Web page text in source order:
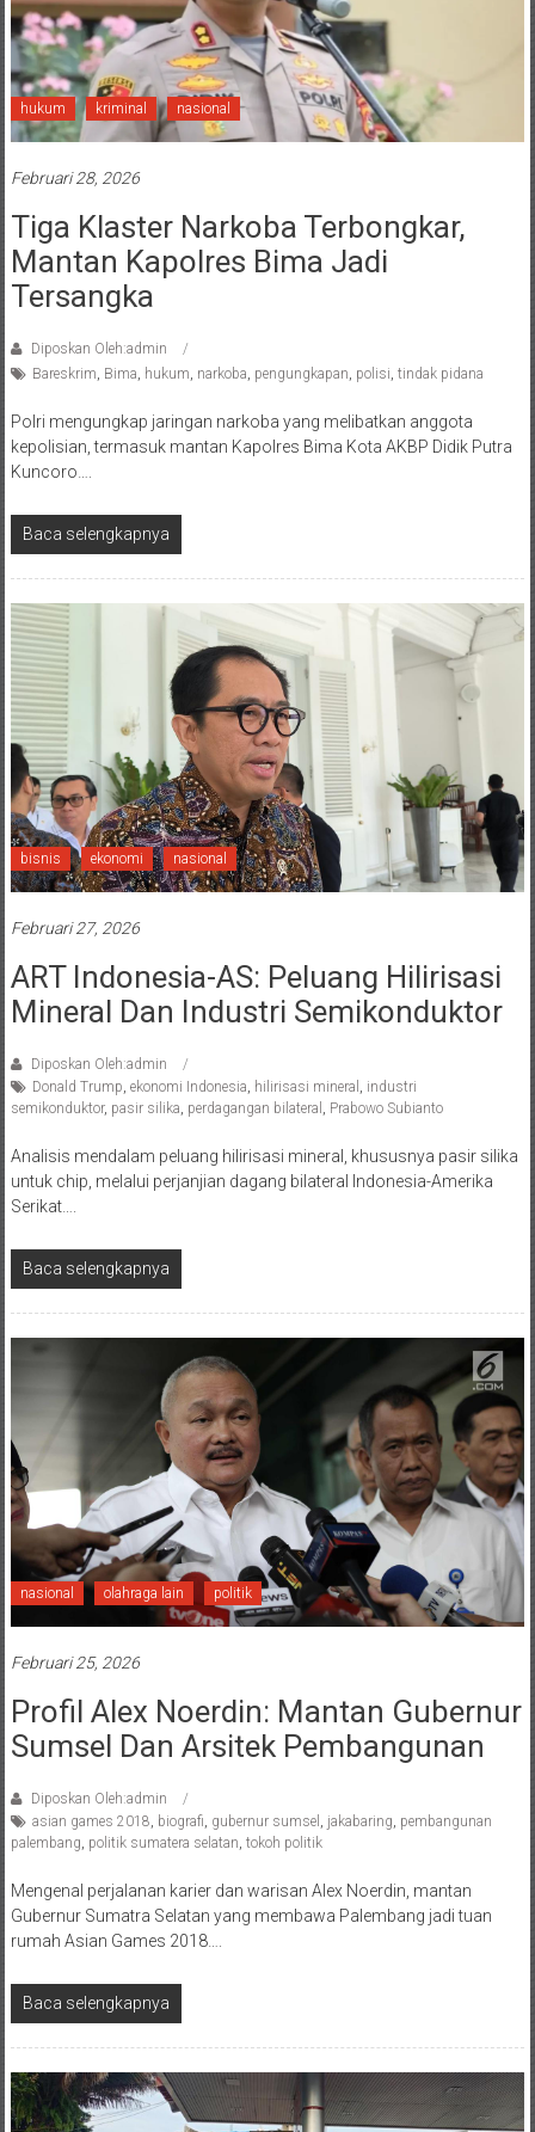
hukum kriminal nasional
Februari 28, 2026
Tiga Klaster Narkoba Terbongkar,
Mantan Kapolres Bima Jadi
Tersangka
Diposkan Oleh:admin
Bareskrim, Bima, hukum, narkoba, pengungkapan, polisi, tindak pidana
Polri mengungkap jaringan narkoba yang melibatkan anggota
kepolisian, termasuk mantan Kapolres Bima Kota AKBP Didik Putra
Kuncoro….
Baca selengkapnya
bisnis ekonomi nasional
Februari 27, 2026
ART Indonesia-AS: Peluang Hilirisasi
Mineral Dan Industri Semikonduktor
Diposkan Oleh:admin
Donald Trump, ekonomi Indonesia, hilirisasi mineral , industri
semikonduktor, pasir silika, perdagangan bilateral , Prabowo Subianto
Analisis mendalam peluang hilirisasi mineral, khususnya pasir silika
untuk chip, melalui perjanjian dagang bilateral Indonesia-Amerika
Serikat….
Baca selengkapnya
nasional olahraga lain politik
Februari 25, 2026
Profil Alex Noerdin: Mantan Gubernur
Sumsel Dan Arsitek Pembangunan
Diposkan Oleh:admin
asian games 2018, biografi, gubernur sumsel , jakabaring, pembangunan
palembang, politik sumatera selatan, tokoh politik
Mengenal perjalanan karier dan warisan Alex Noerdin, mantan
Gubernur Sumatra Selatan yang membawa Palembang jadi tuan
rumah Asian Games 2018….
Baca selengkapnya